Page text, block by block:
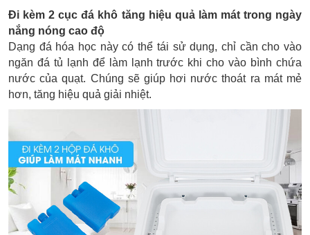
Đi kèm 2 cục đá khô tăng hiệu quả làm mát trong ngày
nắng nóng cao độ
Dạng đá hóa học này có thể tái sử dụng, chỉ cần cho vào
ngăn đá tủ lạnh để làm lạnh trước khi cho vào bình chứa
nước của quạt. Chúng sẽ giúp hơi nước thoát ra mát mẻ
hơn, tăng hiệu quả giải nhiệt.